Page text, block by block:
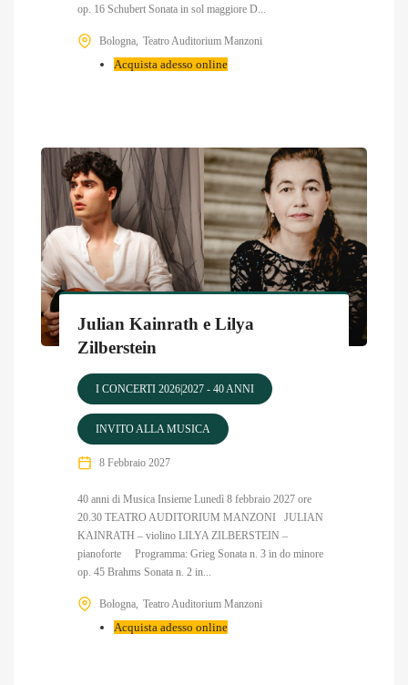
op. 16 Schubert Sonata in sol maggiore D...
Bologna Teatro Auditorium Manzoni
Acquista adesso online
Julian Kainrath e Lilya
Zilberstein
I CONCERTI 2026|2027 - 40 ANNI
INVITO ALLA MUSICA
8 Febbraio 2027
40 anni di Musica Insieme Lunedì 8 febbraio 2027 ore
20.30 TEATRO AUDITORIUM MANZONI JULIAN
KAINRATH – violino LILYA ZILBERSTEIN –
pianoforte Programma: Grieg Sonata n. 3 in do minore
op. 45 Brahms Sonata n. 2 in...
Bologna Teatro Auditorium Manzoni
Acquista adesso online